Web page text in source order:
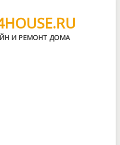
И РЕМОНТ ДОМА